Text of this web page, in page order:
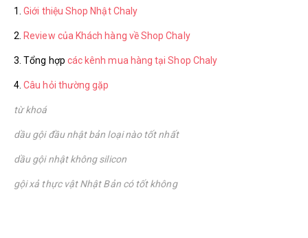
1.Giới thiệu Shop Nhật Chaly
2. Review của Khách hàng về Shop Chaly
3. Tổng hợp các kênh mua hàng tại Shop Chaly
4.Câu hỏi thường gặp
từ khoá
dầu gội đầu nhật bản loại nào tốt nhất
dầu gội nhật không silicon
gội xả thực vật Nhật Bản có tốt không